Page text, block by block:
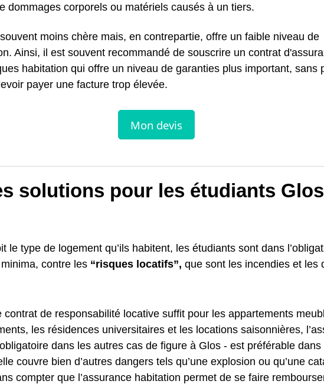
dommages corporels ou matériels causés à un tiers.
moins chère mais, en contrepartie, offre un faible niveau de
Ainsi, il est souvent recommandé de souscrire un contrat
habitation qui offre un niveau de garanties plus important, sans
payer une facture trop élevée.
solutions pour les étudiants
le type de logement qu’ils habitent, les étudiants sont dans
minima, contre les “risques locatifs”, que sont les incendies et les
contrat de responsabilité locative suffit pour les appartements
les résidences universitaires et les locations saisonnières,
dans les autres cas de figure à Glos - est préférable dans
couvre bien d’autres dangers tels qu’une explosion ou qu’une
compter que l’assurance habitation permet de se faire